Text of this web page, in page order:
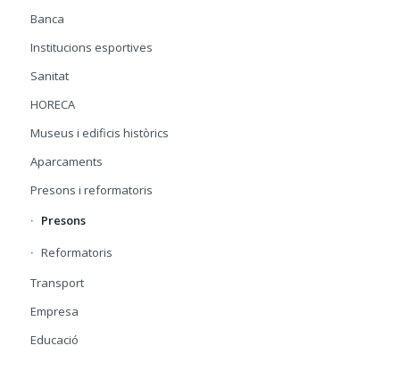
Banca
Institucions esportives
Sanitat
HORECA
Museus i edificis històrics
Aparcaments
Presons i reformatoris
Presons
Reformatoris
Transport
Empresa
Educació